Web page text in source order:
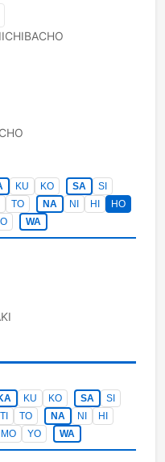
KU KO SA
SI
TO NA NI HI
HO
WA
KU KO SA
SI
TI TO NA NI
HI
MO YO WA